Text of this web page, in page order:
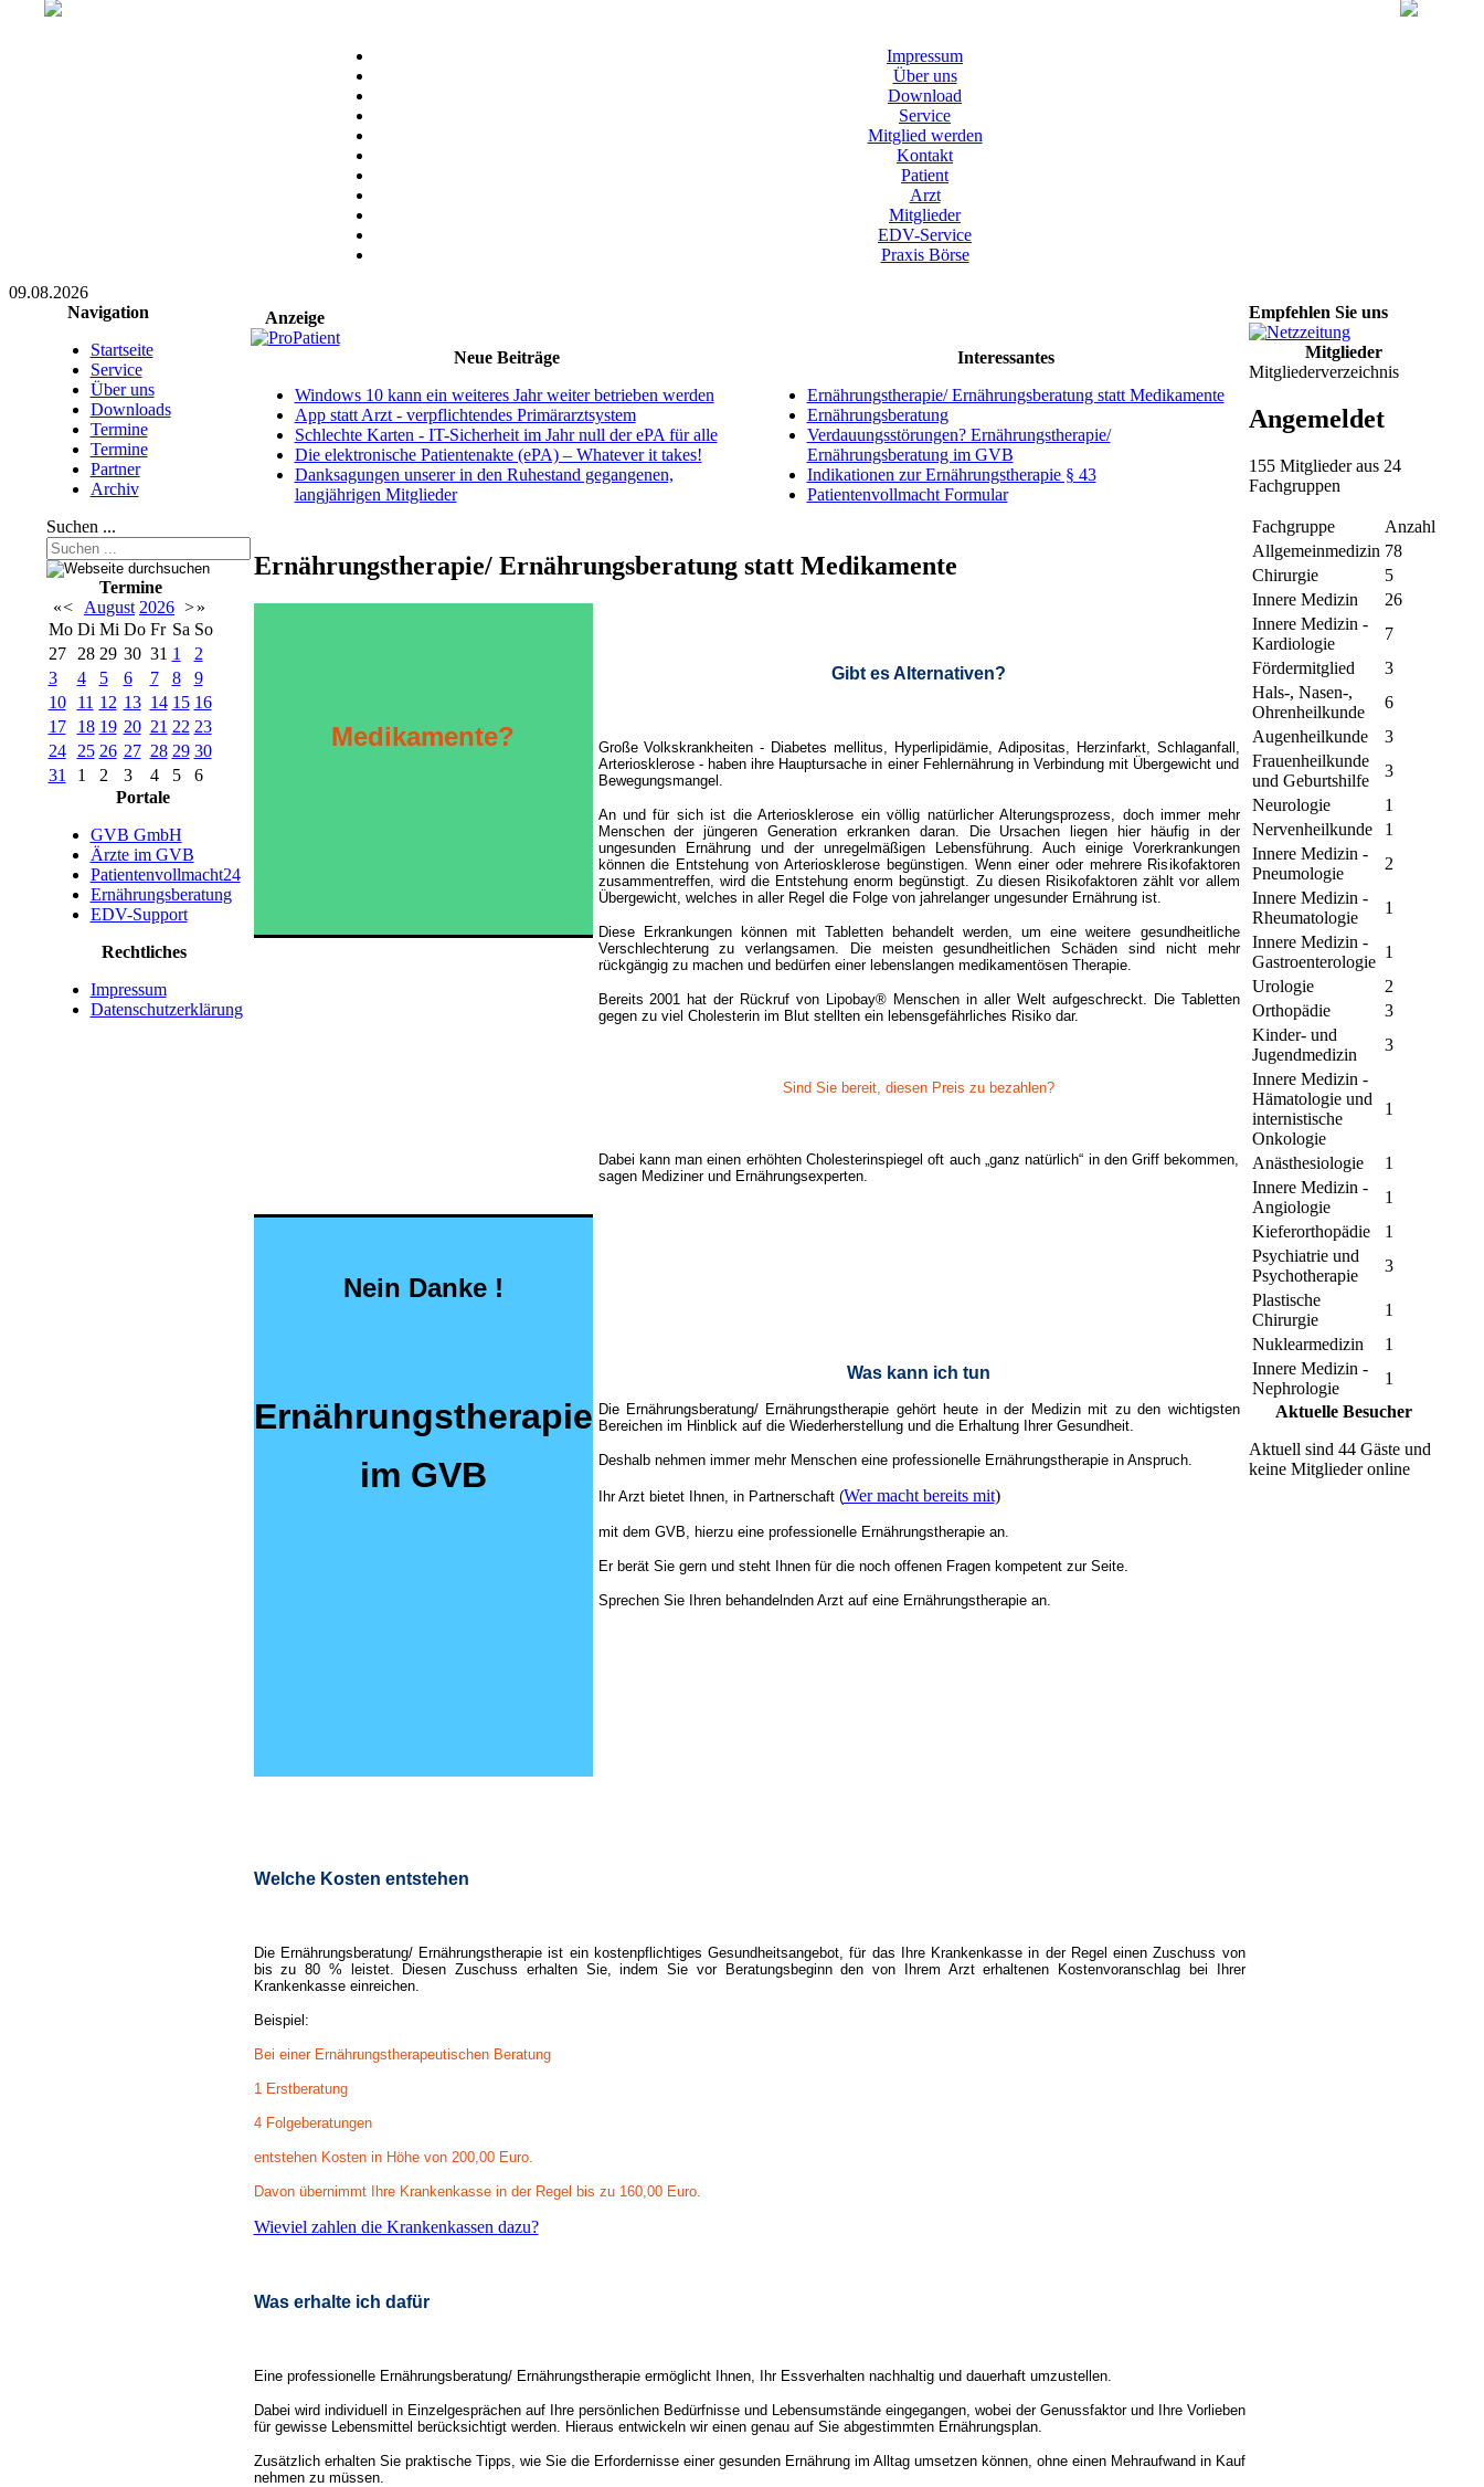
Impressum
Über uns
Download
Service
Mitglied werden
Kontakt
Patient
Arzt
Mitglieder
EDV-Service
Praxis Börse
09.08.2026
Navigation
Startseite
Service
Über uns
Downloads
Termine
Termine
Partner
Archiv
Suchen ...
Termine
«< August 2026 >»
Mo Di Mi Do Fr Sa So
27
28 29 30 31 1
2
3
4 5 6 7 8
9
10
11 12 13 14 15 16
17
18 19 20 21 22 23
24
25 26 27 28 29 30
31
1 2 3 4 5
6
Portale
GVB GmbH
Ärzte im GVB
Patientenvollmacht24
Ernährungsberatung
EDV-Support
Rechtliches
Impressum
Datenschutzerklärung
Anzeige
Neue Beiträge
Windows 10 kann ein weiteres Jahr weiter betrieben werden
App statt Arzt - verpflichtendes Primärarztsystem
Schlechte Karten - IT-Sicherheit im Jahr null der ePA für alle
Die elektronische Patientenakte (ePA) – Whatever it takes!
Danksagungen unserer in den Ruhestand gegangenen,
langjährigen Mitglieder
Interessantes
Ernährungstherapie/ Ernährungsberatung statt Medikamente
Ernährungsberatung
Verdauungsstörungen? Ernährungstherapie/
Ernährungsberatung im GVB
Indikationen zur Ernährungstherapie § 43
Patientenvollmacht Formular
Ernährungstherapie/ Ernährungsberatung statt Medikamente
Medikamente?
Gibt es Alternativen?
Große Volkskrankheiten - Diabetes mellitus, Hyperlipidämie, Adipositas, Herzinfarkt, Schlaganfall,
Arteriosklerose - haben ihre Hauptursache in einer Fehlernährung in Verbindung mit Übergewicht und
Bewegungsmangel.
An und für sich ist die Arteriosklerose ein völlig natürlicher Alterungsprozess, doch immer mehr
Menschen der jüngeren Generation erkranken daran. Die Ursachen liegen hier häufig in der
ungesunden Ernährung und der unregelmäßigen Lebensführung. Auch einige Vorerkrankungen
können die Entstehung von Arteriosklerose begünstigen. Wenn einer oder mehrere Risikofaktoren
zusammentreffen, wird die Entstehung enorm begünstigt. Zu diesen Risikofaktoren zählt vor allem
Übergewicht, welches in aller Regel die Folge von jahrelanger ungesunder Ernährung ist.
Diese Erkrankungen können mit Tabletten behandelt werden, um eine weitere gesundheitliche
Verschlechterung zu verlangsamen. Die meisten gesundheitlichen Schäden sind nicht mehr
rückgängig zu machen und bedürfen einer lebenslangen medikamentösen Therapie.
Bereits 2001 hat der Rückruf von Lipobay® Menschen in aller Welt aufgeschreckt. Die Tabletten
gegen zu viel Cholesterin im Blut stellten ein lebensgefährliches Risiko dar.
Sind Sie bereit, diesen Preis zu bezahlen?
Dabei kann man einen erhöhten Cholesterinspiegel oft auch „ganz natürlich“ in den Griff bekommen,
sagen Mediziner und Ernährungsexperten.
Was kann ich tun
Die Ernährungsberatung/ Ernährungstherapie gehört heute in der Medizin mit zu den wichtigsten
Bereichen im Hinblick auf die Wiederherstellung und die Erhaltung Ihrer Gesundheit.
Deshalb nehmen immer mehr Menschen eine professionelle Ernährungstherapie in Anspruch.
Ihr Arzt bietet Ihnen, in Partnerschaft (Wer macht bereits mit)
mit dem GVB, hierzu eine professionelle Ernährungstherapie an.
Er berät Sie gern und steht Ihnen für die noch offenen Fragen kompetent zur Seite.
Sprechen Sie Ihren behandelnden Arzt auf eine Ernährungstherapie an.
Nein Danke !
Ernährungstherapie
im GVB
Welche Kosten entstehen
Die Ernährungsberatung/ Ernährungstherapie ist ein kostenpflichtiges Gesundheitsangebot, für das Ihre Krankenkasse in der Regel einen Zuschuss von
bis zu 80 % leistet. Diesen Zuschuss erhalten Sie, indem Sie vor Beratungsbeginn den von Ihrem Arzt erhaltenen Kostenvoranschlag bei Ihrer
Krankenkasse einreichen.
Beispiel:
Bei einer Ernährungstherapeutischen Beratung
1 Erstberatung
4 Folgeberatungen
entstehen Kosten in Höhe von 200,00 Euro.
Davon übernimmt Ihre Krankenkasse in der Regel bis zu 160,00 Euro.
Wieviel zahlen die Krankenkassen dazu?
Was erhalte ich dafür
Eine professionelle Ernährungsberatung/ Ernährungstherapie ermöglicht Ihnen, Ihr Essverhalten nachhaltig und dauerhaft umzustellen.
Dabei wird individuell in Einzelgesprächen auf Ihre persönlichen Bedürfnisse und Lebensumstände eingegangen, wobei der Genussfaktor und Ihre Vorlieben
für gewisse Lebensmittel berücksichtigt werden. Hieraus entwickeln wir einen genau auf Sie abgestimmten Ernährungsplan.
Zusätzlich erhalten Sie praktische Tipps, wie Sie die Erfordernisse einer gesunden Ernährung im Alltag umsetzen können, ohne einen Mehraufwand in Kauf
nehmen zu müssen.
Empfehlen Sie uns
Mitglieder
Mitgliederverzeichnis
Angemeldet
155 Mitglieder aus 24
Fachgruppen
Fachgruppe
Anzahl
Allgemeinmedizin 78
Chirurgie
5
Innere Medizin
26
Innere Medizin -
Kardiologie
7
Fördermitglied
3
Hals-, Nasen-,
Ohrenheilkunde
6
Augenheilkunde
3
Frauenheilkunde
und Geburtshilfe
3
Neurologie
1
Nervenheilkunde
1
Innere Medizin -
Pneumologie
2
Innere Medizin -
Rheumatologie
1
Innere Medizin -
Gastroenterologie
1
Urologie
2
Orthopädie
3
Kinder- und
Jugendmedizin
3
Innere Medizin -
Hämatologie und
internistische
Onkologie
1
Anästhesiologie
1
Innere Medizin -
Angiologie
1
Kieferorthopädie
1
Psychiatrie und
Psychotherapie
3
Plastische
Chirurgie
1
Nuklearmedizin
1
Innere Medizin -
Nephrologie
1
Aktuelle Besucher
Aktuell sind 44 Gäste und
keine Mitglieder online